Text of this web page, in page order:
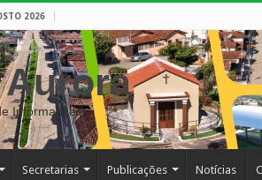
2026
Informações
Secretarias Publicações Notícias